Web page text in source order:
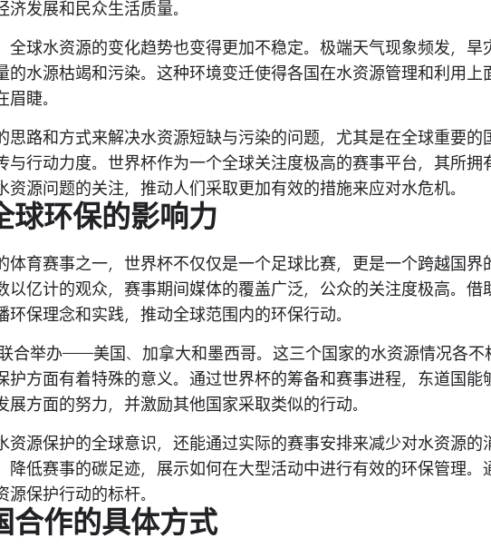
发展和民众生活质量。
全球水资源的变化趋势也变得更加不稳定。极端天气现象频发，旱
的水源枯竭和污染。这种环境变迁使得各国在水资源管理和利用上
睫。
思路和方式来解决水资源短缺与污染的问题，尤其是在全球重要的
与行动力度。世界杯作为一个全球关注度极高的赛事平台，其所拥
源问题的关注，推动人们采取更加有效的措施来应对水危机。
球环保的影响力
体育赛事之一，世界杯不仅仅是一个足球比赛，更是一个跨越国界
以亿计的观众，赛事期间媒体的覆盖广泛，公众的关注度极高。借
保理念和实践，推动全球范围内的环保行动。
合举办——美国、加拿大和墨西哥。这三个国家的水资源情况各不
护方面有着特殊的意义。通过世界杯的筹备和赛事进程，东道国能
方面的努力，并激励其他国家采取类似的行动。
资源保护的全球意识，还能通过实际的赛事安排来减少对水资源的
降低赛事的碳足迹，展示如何在大型活动中进行有效的环保管理。
保护行动的标杆。
合作的具体方式